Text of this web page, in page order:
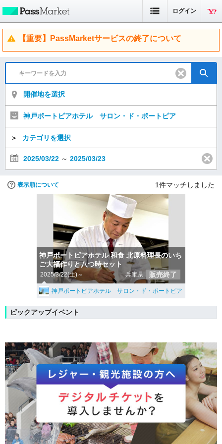
ログイン
【重要】PassMarketサービスの終了について
開催地を選択
神戸ポートピアホテル サロン・ド・ポートピア
＞ カテゴリを選択
2025/03/22 ～ 2025/03/23
表示順について 1件マッチしました
神戸ポートピアホテル 和食 北原料理長のいち
ご大福作りと八つ時セット
2025/3/22(土)～ 兵庫県 販売終了
神戸ポートピアホテル サロン・ド・ポートピア
ピックアップイベント